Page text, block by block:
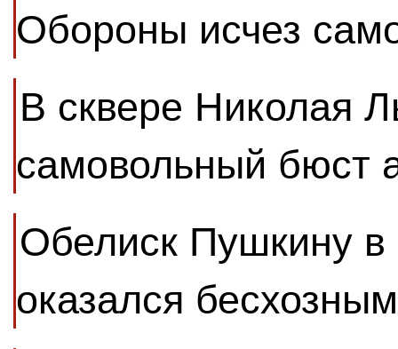
Обороны исчез
В сквере Николая
самовольный бюст
Обелиск Пушкину
оказался бесхозным